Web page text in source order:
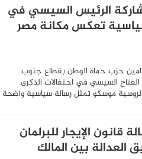
الرئيس السيسي في
تعكس مكانة مصر
امين حزب حماة الوطن بقطاع جنوب
الفتاح السيسي في احتفالات الذكرى
الروسية موسكو تمثل رسالة سياسية واضحة
قانون الإيجار للبرلمان
العدالة بين المالك